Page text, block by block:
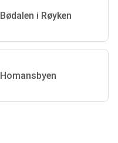
Bødalen i Røyken
Homansbyen